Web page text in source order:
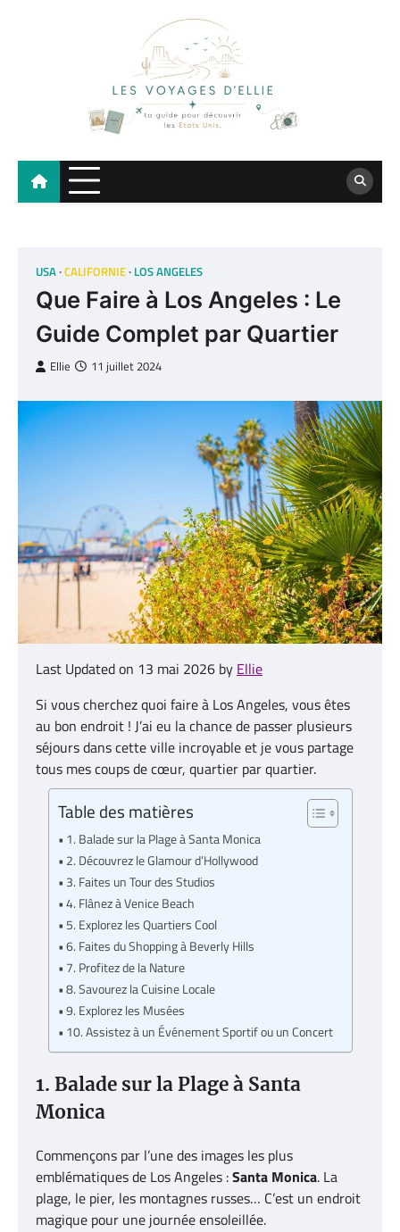
Les Voyages d'Ellie
Blog voyage sur les États-Unis – Road Trip, Floride, Californie
USA CALIFORNIE LOS ANGELES
Que Faire à Los Angeles : Le
Guide Complet par Quartier
Ellie 11 juillet 2024
Last Updated on 13 mai 2026 by Ellie
Si vous cherchez quoi faire à Los Angeles, vous êtes
au bon endroit ! J’ai eu la chance de passer plusieurs
séjours dans cette ville incroyable et je vous partage
tous mes coups de cœur, quartier par quartier.
Table des matières
1. Balade sur la Plage à Santa Monica
2. Découvrez le Glamour d’Hollywood
3. Faites un Tour des Studios
4. Flânez à Venice Beach
5. Explorez les Quartiers Cool
6. Faites du Shopping à Beverly Hills
7. Profitez de la Nature
8. Savourez la Cuisine Locale
9. Explorez les Musées
10. Assistez à un Événement Sportif ou un Concert
1. Balade sur la Plage à Santa
Monica
Commençons par l’une des images les plus
emblématiques de Los Angeles :Santa Monica. La
plage, le pier, les montagnes russes… C’est un endroit
magique pour une journée ensoleillée.